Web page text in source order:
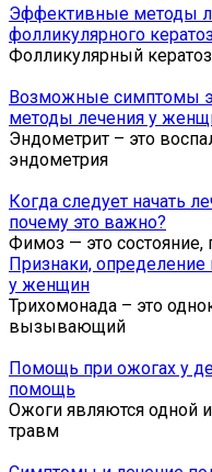
Эффективные методы
фолликулярного
Фолликулярный
Возможные симптомы
методы лечения у
Эндометрит – это
эндометрия
Когда следует начать
почему это важно?
Фимоз — это состояние,
Признаки,
у женщин
Трихомонада – это
вызывающий
Помощь при ожогах у
помощь
Ожоги являются одной
травм